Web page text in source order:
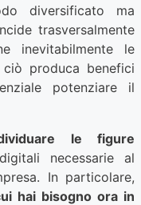
diversificato ma
trasversalmente
inevitabilmente le
produca benefici
potenziare il
le figure
necessarie al
In particolare,
hai bisogno ora in